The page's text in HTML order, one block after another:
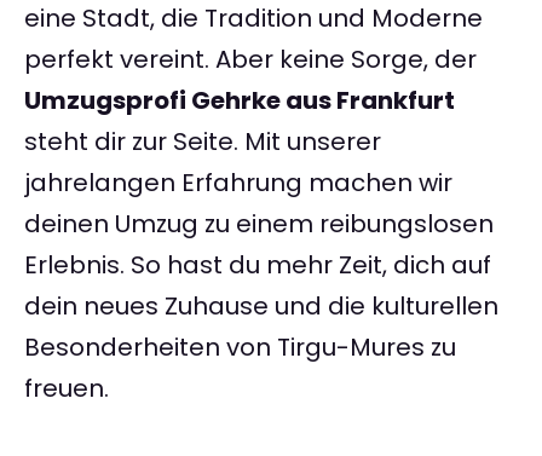
eine Stadt, die Tradition und Moderne
perfekt vereint. Aber keine Sorge, der
Umzugsprofi Gehrke aus Frankfurt
steht dir zur Seite. Mit unserer
jahrelangen Erfahrung machen wir
deinen Umzug zu einem reibungslosen
Erlebnis. So hast du mehr Zeit, dich auf
dein neues Zuhause und die kulturellen
Besonderheiten von Tirgu-Mures zu
freuen.